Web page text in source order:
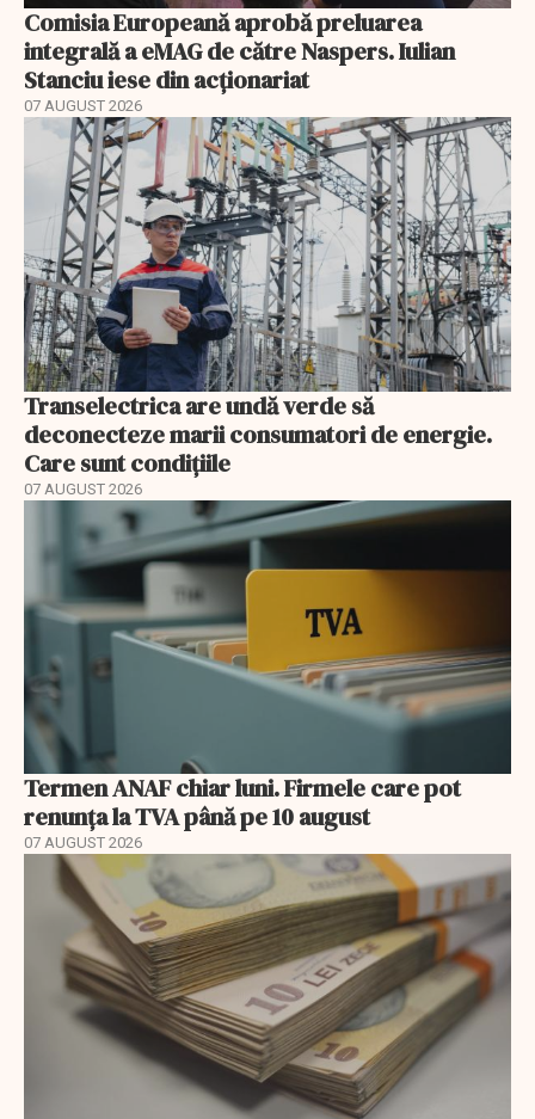
Comisia Europeană aprobă preluarea
integrală a eMAG de către Naspers. Iulian
Stanciu iese din acționariat
07 AUGUST 2026
Transelectrica are undă verde să
deconecteze marii consumatori de energie.
Care sunt condițiile
07 AUGUST 2026
Termen ANAF chiar luni. Firmele care pot
renunța la TVA până pe 10 august
07 AUGUST 2026